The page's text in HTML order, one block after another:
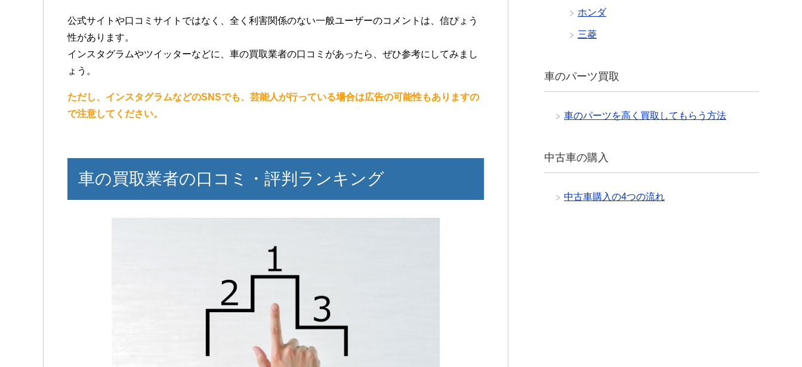
公式サイトや口コミサイトではなく、全く利害関係のない一般ユーザーのコメントは、信ぴょう
性があります。
インスタグラムやツイッターなどに、車の買取業者の口コミがあったら、ぜひ参考にしてみまし
ょう。
ただし、インスタグラムなどのSNSでも、芸能人が行っている場合は広告の可能性もありますの
で注意してください。
車の買取業者の口コミ・評判ランキング
ホンダ
三菱
車のパーツ買取
車のパーツを高く買取してもらう方法
中古車の購入
中古車購入の4つの流れ